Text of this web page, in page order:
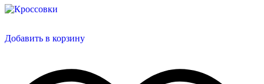
Добавить в корзину